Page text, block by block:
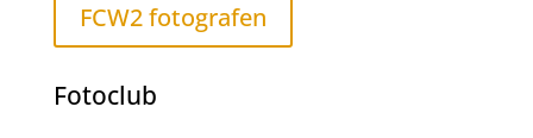
FCW2 fotografen
Fotoclub